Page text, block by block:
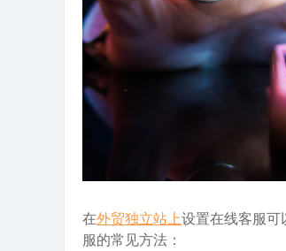
在外贸独立站上设置在线客服
服的常见方法：